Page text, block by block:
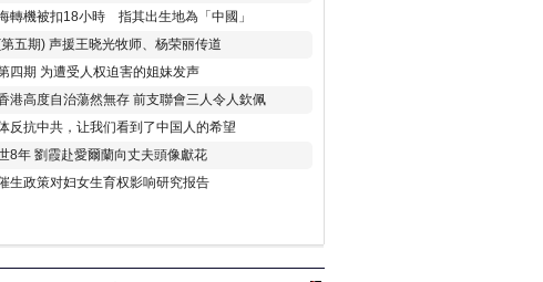
轉機被扣18小時 指其出生地為「中國」
五期) 声援王晓光牧师、杨荣丽传道
四期 为遭受人权迫害的姐妹发声
港高度自治蕩然無存 前支聯會三人令人欽佩
反抗中共，让我们看到了中国人的希望
8年 劉霞赴愛爾蘭向丈夫頭像獻花
生政策对妇女生育权影响研究报告